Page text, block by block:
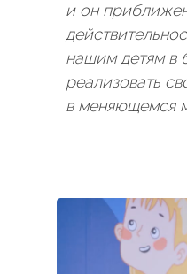
и он
нашим детям в
реализовать
в меняющемся